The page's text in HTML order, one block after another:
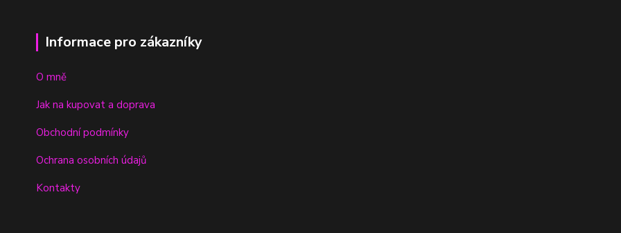
Informace pro zákazníky
O mně
Jak na kupovat a doprava
Obchodní podmínky
Ochrana osobních údajů
Kontakty